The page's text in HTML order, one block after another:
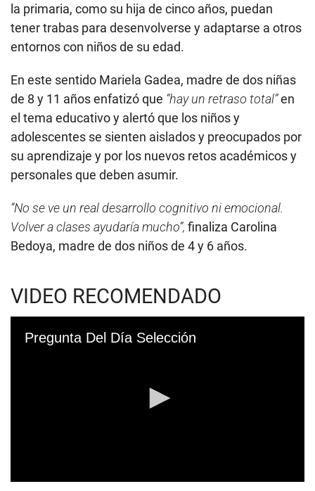
la primaria, como su hija de cinco años, puedan
tener trabas para desenvolverse y adaptarse a otros
entornos con niños de su edad.
En este sentido Mariela Gadea, madre de dos niñas
de 8 y 11 años enfatizó que “hay un retraso total”en
el tema educativo y alertó que los niños y
adolescentes se sienten aislados y preocupados por
su aprendizaje y por los nuevos retos académicos y
personales que deben asumir.
“No se ve un real desarrollo cognitivo ni emocional.
Volver a clases ayudaría mucho”, finaliza Carolina
Bedoya, madre de dos niños de 4 y 6 años.
VIDEO RECOMENDADO
Pregunta Del Día Selección